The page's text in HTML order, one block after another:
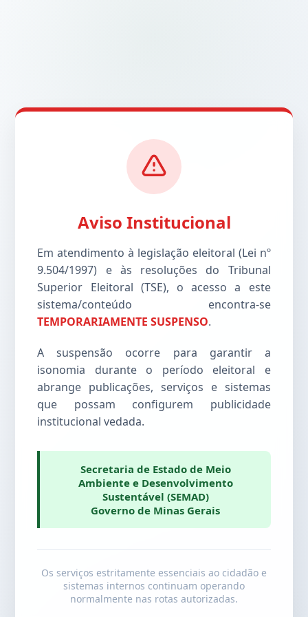
Aviso Institucional
Em atendimento à legislação eleitoral (Lei nº
9.504/1997) e às resoluções do Tribunal
Superior Eleitoral (TSE), o acesso a este
sistema/conteúdo encontra-se
TEMPORARIAMENTE SUSPENSO.
A suspensão ocorre para garantir a
isonomia durante o período eleitoral e
abrange publicações, serviços e sistemas
que possam configurem publicidade
institucional vedada.
Secretaria de Estado de Meio
Ambiente e Desenvolvimento
Sustentável (SEMAD)
Governo de Minas Gerais
Os serviços estritamente essenciais ao cidadão e
sistemas internos continuam operando
normalmente nas rotas autorizadas.